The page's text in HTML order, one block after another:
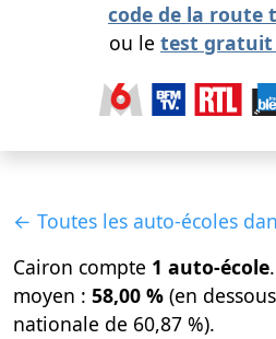
code de la route
ou le test gratuit
← Toutes les auto-écoles
Cairon compte 1 auto-école
moyen : 58,00 % (en
nationale de 60,87 %).